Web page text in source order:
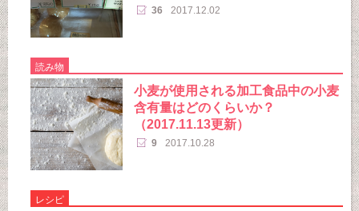
36 2017.12.02
読み物
小麦が使用される加工食品中の小麦
含有量はどのくらいか？
（2017.11.13更新）
9 2017.10.28
レシピ